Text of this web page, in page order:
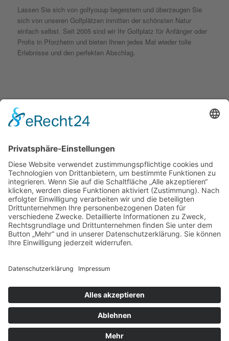
Lassen Sie sich von golfyouup begeistern und überzeugen Sie
sich von unseren Golfplätzen inmitten der schönsten Natur
einfach selbst. Seit 2005 sind wir Ihr Golfplatz für Anfänger oder
Profis in Pforzheim und bieten Ihnen jedes Mal wieder tolle
Erlebnisse und den perfekten Abschlag.
KONTAKT
golfyouup GmbH
75248 Ölbronn Dürrn
Telefon: 07237 – 484000
Telefax: 07237 – 484001
E-Mail:info@golfyouup.de
SOCIAL MEDIA
Folge uns auf Facebook
© 2020 golfyouup GmbH | Konzept, Design und Code by